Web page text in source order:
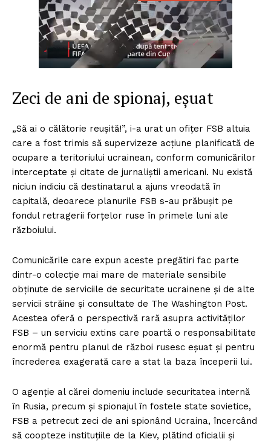
Zeci de ani de spionaj, eșuat
„Să ai o călătorie reușită!”, i-a urat un ofițer FSB altuia
care a fost trimis să supervizeze acțiune planificată de
ocupare a teritoriului ucrainean, conform comunicărilor
interceptate și citate de jurnaliștii americani. Nu există
niciun indiciu că destinatarul a ajuns vreodată în
capitală, deoarece planurile FSB s-au prăbușit pe
fondul retragerii forțelor ruse în primele luni ale
războiului.
Comunicările care expun aceste pregătiri fac parte
dintr-o colecție mai mare de materiale sensibile
obținute de serviciile de securitate ucrainene și de alte
servicii străine și consultate de The Washington Post.
Acestea oferă o perspectivă rară asupra activităților
FSB – un serviciu extins care poartă o responsabilitate
enormă pentru planul de război rusesc eșuat și pentru
încrederea exagerată care a stat la baza începerii lui.
O agenție al cărei domeniu include securitatea internă
în Rusia, precum și spionajul în fostele state sovietice,
FSB a petrecut zeci de ani spionând Ucraina, încercând
să coopteze instituțiile de la Kiev, plătind oficialii și